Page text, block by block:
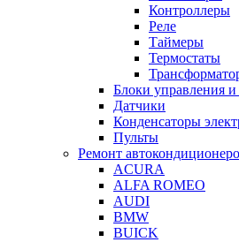
Контроллеры
Реле
Таймеры
Термостаты
Блоки управления
Датчики
Конденсаторы
Пульты
Ремонт
ACURA
ALFA ROMEO
AUDI
BMW
BUICK